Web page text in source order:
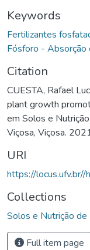
Keywords
Fertilizantes
Fósforo - Absorção
Citation
CUESTA, Rafael
plant growth
em Solos e
Viçosa, Viçosa.
URI
https://
Collections
Solos e Nutrição de
Full item page